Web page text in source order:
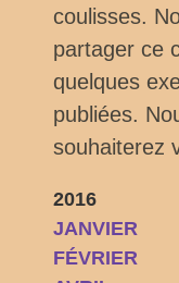
coulisses.
partager ce
quelques
publiées.
souhaiterez
2016
JANVIER
FÉVRIER